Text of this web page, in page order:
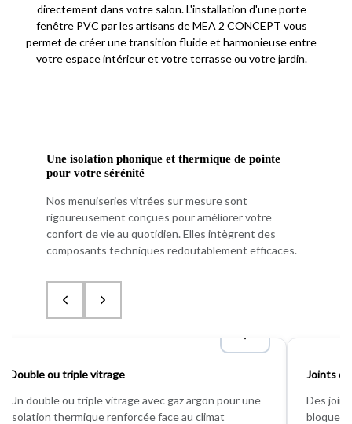
directement dans votre salon. L'installation d'une porte
fenêtre PVC par les artisans de MEA 2 CONCEPT vous
permet de créer une transition fluide et harmonieuse entre
votre espace intérieur et votre terrasse ou votre jardin.
Une isolation phonique et thermique de pointe
pour votre sérénité
Nos menuiseries vitrées sur mesure sont
rigoureusement conçues pour améliorer votre
confort de vie au quotidien. Elles intègrent des
composants techniques redoutablement efficaces.
Double ou triple vitrage
Un double ou triple vitrage avec gaz argon pour une
isolation thermique renforcée face au climat
Joints
Des
bloquer